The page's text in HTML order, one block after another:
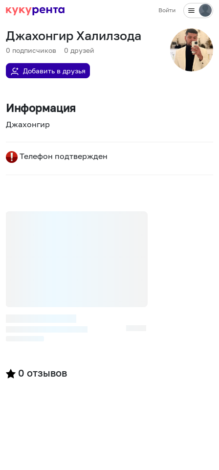
Войти
Джахонгир Халилзода
0 подписчиков 0 друзей
Добавить в друзья
Информация
Джахонгир
Телефон подтвержден
0 отзывов